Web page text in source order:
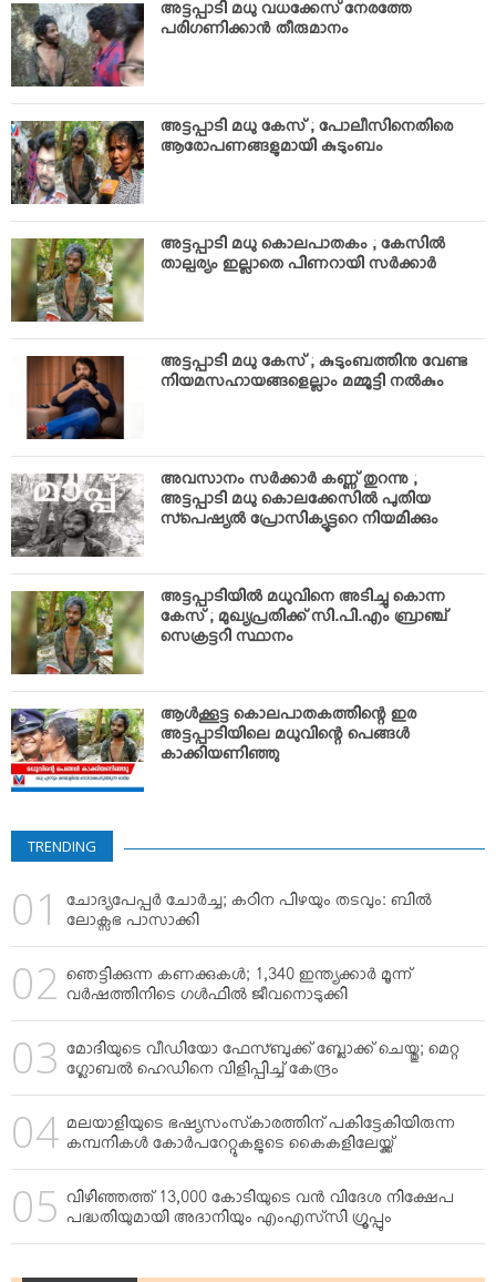
അട്ടപ്പാടി മധു വധക്കേസ് നേരത്തേ
പരിഗണിക്കാന്‍ തീരുമാനം
അട്ടപ്പാടി മധു കേസ് ; പോലീസിനെതിരെ
ആരോപണങ്ങളുമായി കുടുംബം
അട്ടപ്പാടി മധു കൊലപാതകം ; കേസില്‍
താല്പര്യം ഇല്ലാതെ പിണറായി സര്‍ക്കാര്‍
അട്ടപ്പാടി മധു കേസ് ; കുടുംബത്തിനു വേണ്ട
നിയമസഹായങ്ങളെല്ലാം മമ്മൂട്ടി നല്‍കും
അവസാനം സര്‍ക്കാര്‍ കണ്ണ് തുറന്നു ;
അട്ടപ്പാടി മധു കൊലക്കേസില്‍ പുതിയ
സ്പെഷ്യല്‍ പ്രോസിക്യൂട്ടറെ നിയമിക്കും
അട്ടപ്പാടിയില്‍ മധുവിനെ അടിച്ചു കൊന്ന
കേസ് ; മുഖ്യപ്രതിക്ക് സി.പി.എം ബ്രാഞ്ച്
സെക്രട്ടറി സ്ഥാനം
ആള്‍ക്കൂട്ട കൊലപാതകത്തിന്റെ ഇര
അട്ടപ്പാടിയിലെ മധുവിന്റെ പെങ്ങള്‍
കാക്കിയണിഞ്ഞു
TRENDING
ചോദ്യപേപ്പര്‍ ചോര്‍ച്ച; കഠിന പിഴയും തടവും: ബില്‍
ലോക്സഭ പാസാക്കി
ഞെട്ടിക്കുന്ന കണക്കുകള്‍; 1,340 ഇന്ത്യക്കാര്‍ മൂന്ന്
വര്‍ഷത്തിനിടെ ഗള്‍ഫില്‍ ജീവനൊടുക്കി
മോദിയുടെ വീഡിയോ ഫേസ്ബുക്ക് ബ്ലോക്ക് ചെയ്തു; മെറ്റ
ഗ്ലോബല്‍ ഹെഡിനെ വിളിപ്പിച്ച് കേന്ദ്രം
മലയാളിയുടെ ഭഷ്യസംസ്‌കാരത്തിന് പകിട്ടേകിയിരുന്ന
കമ്പനികള്‍ കോര്‍പറേറ്റുകളുടെ കൈകളിലേയ്ക്ക്
വിഴിഞ്ഞത്ത് 13,000 കോടിയുടെ വന്‍ വിദേശ നിക്ഷേപ
പദ്ധതിയുമായി അദാനിയും എംഎസ്‌സി ഗ്രൂപ്പും